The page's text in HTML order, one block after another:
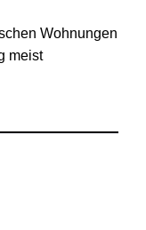
Wohnungen
meist